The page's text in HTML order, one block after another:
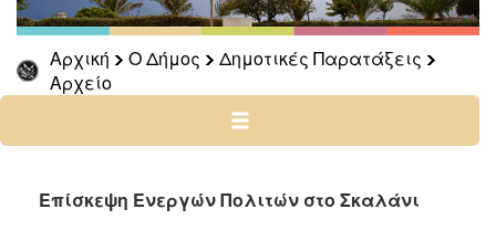
Αρχική Ο Δήμος
Δημοτικές Παρατάξεις
Αρχείο
Αρχείο
Ο
ΤΟΠΟΣ
Επίσκεψη Ενεργών Πολιτών στο Σκαλάνι